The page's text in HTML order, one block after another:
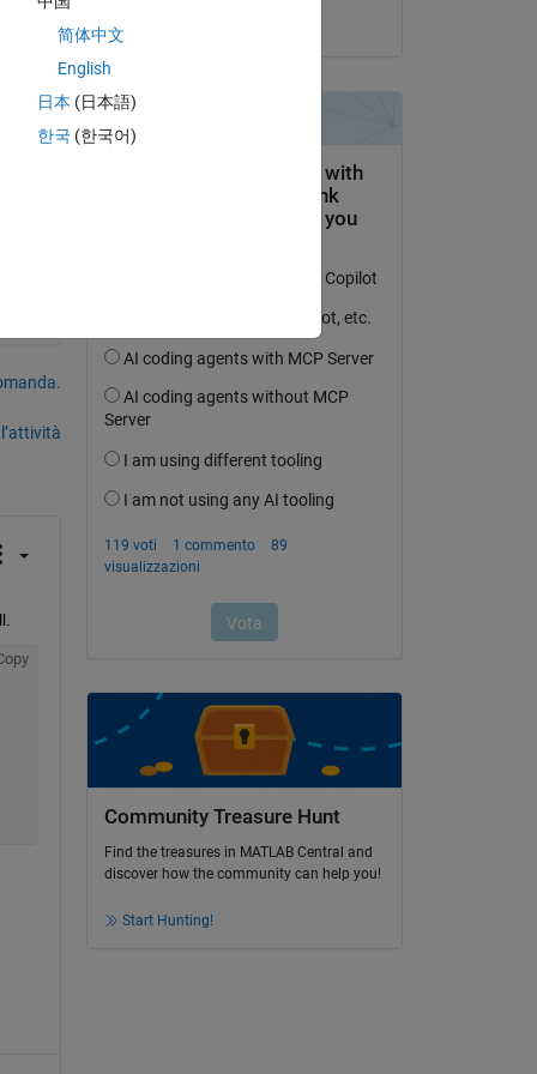
Community Treasure Hunt
Find the treasures in MATLAB Central and
discover how the community can help you!
Start Hunting!
简体中文
English
日本 (日本語)
한국 (한국어)